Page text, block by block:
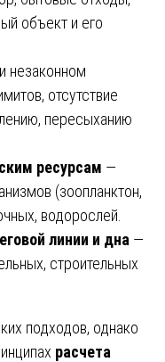
объект и его
незаконном
отсутствие
пересыханию
ресурсам —
(зоопланктон,
водорослей.
линии и дна —
строительных
подходов, однако
расчета